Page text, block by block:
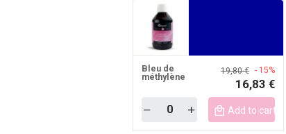
Bleu de
méthylène
19,80 € - 15%
16,83 €
Quantity
Add to cart